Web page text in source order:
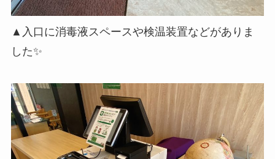
▲入口に消毒液スペースや検温装置などがありま
した✨